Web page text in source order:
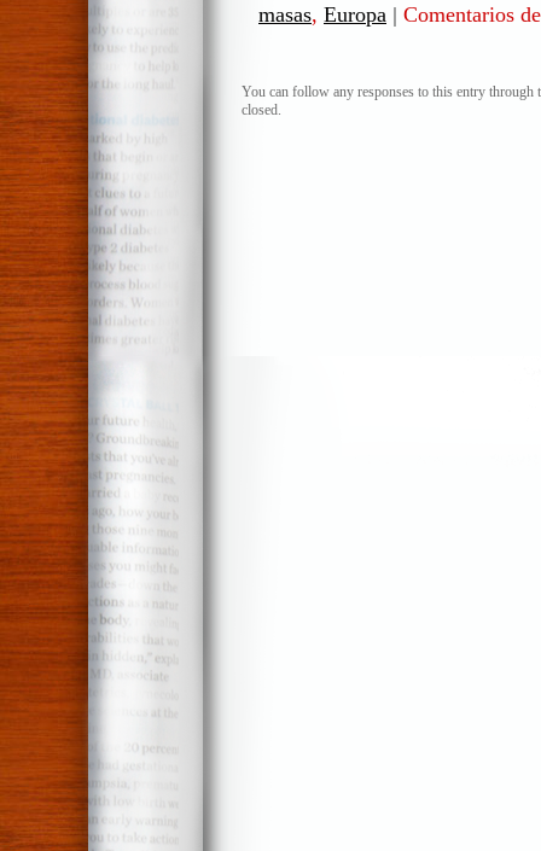
masas, Europa | Comentarios
You can follow any responses to this entry through
closed.